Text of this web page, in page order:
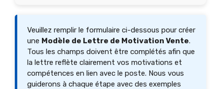
Veuillez remplir le formulaire ci-dessous pour créer
une Modèle de Lettre de Motivation Vente.
Tous les champs doivent être complétés afin que
la lettre reflète clairement vos motivations et
compétences en lien avec le poste. Nous vous
guiderons à chaque étape avec des exemples